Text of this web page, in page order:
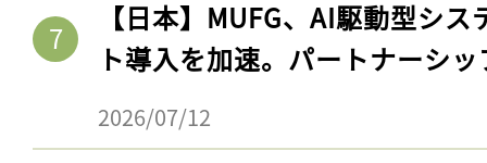
【日本】MUFG、AI駆動型シ
ト導入を加速。パートナーシ
2026/07/12